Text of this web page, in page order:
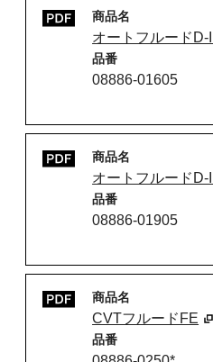
商品名
オートフルードD-III
品番
08886-01605
商品名
オートフルードD-III
品番
08886-01905
商品名
CVTフルードFE
品番